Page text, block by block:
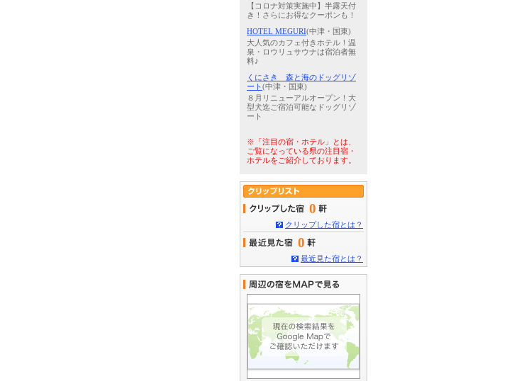
【コロナ対策実施中】半露天付
き！さらにお得なクーポンも！
HOTEL MEGURI(中津・国東)
大人気のカフェ付きホテル！温
泉・ロウリュサウナは宿泊者無
料♪
くにさき 森と海のドッグリゾ
ート(中津・国東)
８月リニューアルオープン！大
型犬迄ご宿泊可能なドッグリゾ
ート
※「注目の宿・ホテル」とは、
ご覧になっている県の注目宿・
ホテルをご紹介しております。
0
クリップした宿とは？
0
最近見た宿とは？